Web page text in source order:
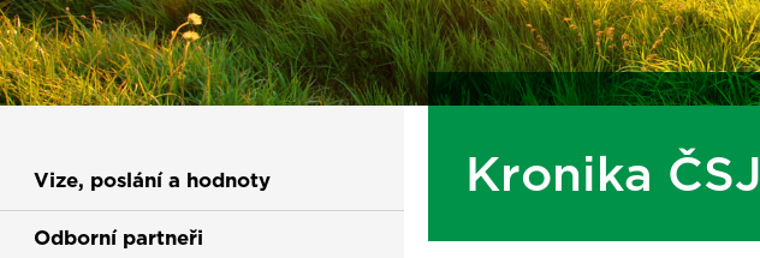
Kronika ČSJ
Vize, poslání a hodnoty
Odborní partneři